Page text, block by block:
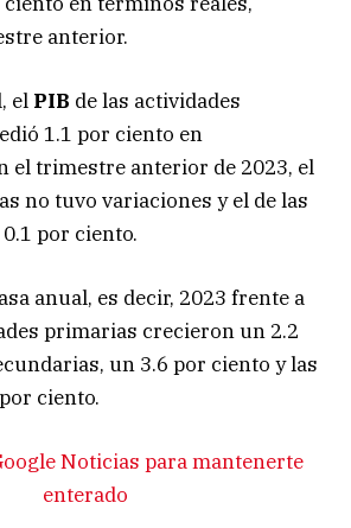
anterior.
el PIB de las actividades
1.1 por ciento en
el trimestre anterior de 2023, el
no tuvo variaciones y el de las
por ciento.
anual, es decir, 2023 frente a
primarias crecieron un 2.2
un 3.6 por ciento y las
ciento.
Noticias para mantenerte
enterado